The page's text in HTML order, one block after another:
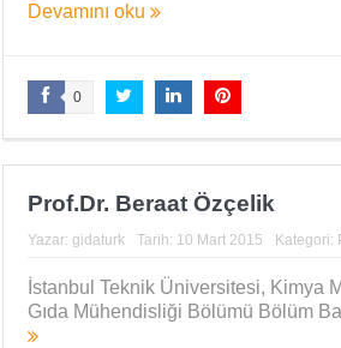
Devamını oku
0
Prof.Dr. Beraat Özçelik
Yazar: gidaturk Tarih: 10 Mart 2015 Kategori:
İstanbul Teknik Üniversitesi, Kimya
Gıda Mühendisliği Bölümü Bölüm